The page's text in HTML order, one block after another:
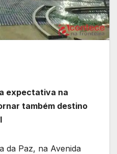
expectativa na
também destino
da Paz, na Avenida